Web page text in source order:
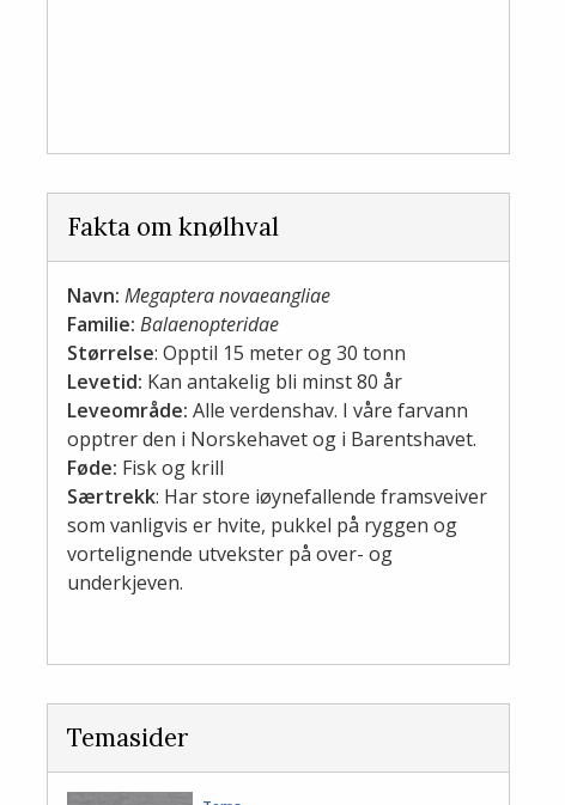
Fakta om knølhval
Navn: Megaptera novaeangliae
Familie:Balaenopteridae
Størrelse: Opptil 15 meter og 30 tonn
Levetid: Kan antakelig bli minst 80 år
Leveområde: Alle verdenshav. I våre farvann
opptrer den i Norskehavet og i Barentshavet.
Føde: Fisk og krill
Særtrekk: Har store iøynefallende framsveiver
som vanligvis er hvite, pukkel på ryggen og
vortelignende utvekster på over- og
underkjeven.
Temasider